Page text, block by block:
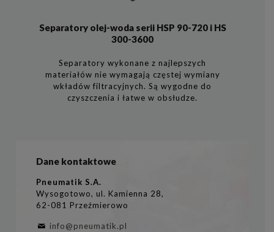
Separatory olej-woda serii HSP 90-720 i HS
300-3600
Separatory wykonane z najlepszych
materiałów nie wymagają częstej wymiany
wkładów filtracyjnych. Są wygodne do
czyszczenia i łatwe w obsłudze.
Dane kontaktowe
Pneumatik S.A.
Wysogotowo, ul. Kamienna 28,
62-081 Przeźmierowo
info@pneumatik.pl